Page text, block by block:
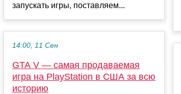
запускать игры, поставляем...
14:00, 11 Сен
GTA V — самая продаваемая
игра на PlayStation в США за всю
историю